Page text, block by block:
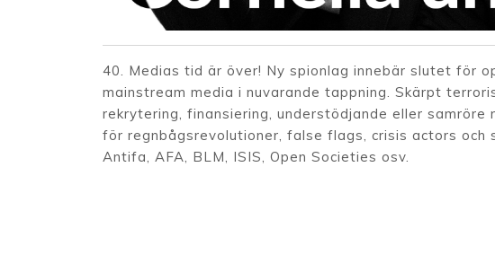
40. Medias tid är över! Ny spionlag innebär slutet för
mainstream media i nuvarande tappning. Skärpt
rekrytering, finansiering, understödjande eller
för regnbågsrevolutioner, false flags, crisis actors och
Antifa, AFA, BLM, ISIS, Open Societies osv.